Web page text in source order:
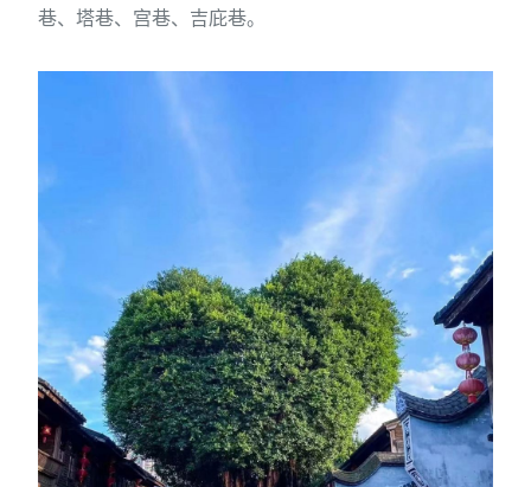
巷、塔巷、宫巷、吉庇巷。